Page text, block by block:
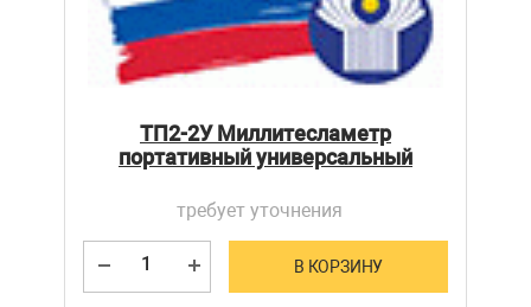
ТП2-2У Миллитесламетр
портативный универсальный
требует уточнения
В КОРЗИНУ